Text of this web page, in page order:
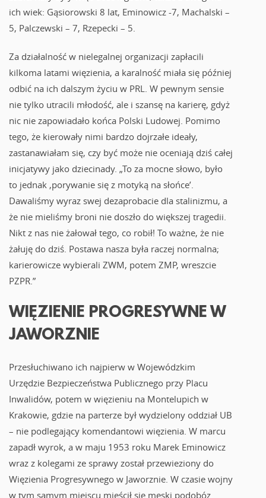
ich wiek: Gąsiorowski 8 lat, Eminowicz -7, Machalski –
5, Palczewski – 7, Rzepecki – 5.
Za działalność w nielegalnej organizacji zapłacili
kilkoma latami więzienia, a karalność miała się później
odbić na ich dalszym życiu w PRL. W pewnym sensie
nie tylko utracili młodość, ale i szansę na karierę, gdyż
nic nie zapowiadało końca Polski Ludowej. Pomimo
tego, że kierowały nimi bardzo dojrzałe ideały,
zastanawiałam się, czy być może nie oceniają dziś całej
inicjatywy jako dziecinady. „To za mocne słowo, było
to jednak ‚porywanie się z motyką na słońce’.
Dawaliśmy wyraz swej dezaprobacie dla stalinizmu, a
że nie mieliśmy broni nie doszło do większej tragedii.
Nikt z nas nie żałował tego, co robił! To ważne, że nie
żałuję do dziś. Postawa nasza była raczej normalna;
karierowicze wybierali ZWM, potem ZMP, wreszcie
PZPR.”
WIĘZIENIE PROGRESYWNE W
JAWORZNIE
Przesłuchiwano ich najpierw w Wojewódzkim
Urzędzie Bezpieczeństwa Publicznego przy Placu
Inwalidów, potem w więzieniu na Montelupich w
Krakowie, gdzie na parterze był wydzielony oddział UB
– nie podlegający komendantowi więzienia. W marcu
zapadł wyrok, a w maju 1953 roku Marek Eminowicz
wraz z kolegami ze sprawy został przewieziony do
Więzienia Progresywnego w Jaworznie. W czasie wojny
w tym samym miejscu mieścił się męski podobóz